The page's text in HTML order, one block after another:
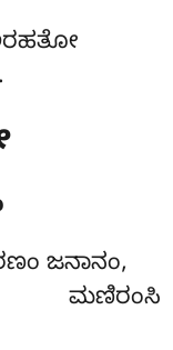
ಜನಾನಂ,
ಮಣಿರಂಸಿ